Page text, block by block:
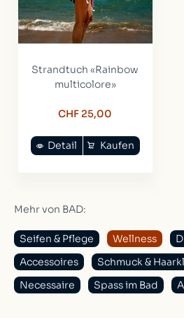
Strandtuch «Rainbow
multicolore»
CHF 25,00
Kaufen
Detail
Mehr von BAD:
Seifen & Pflege Wellness
Accessoires
Schmuck &
Necessaire
Spass im Bad